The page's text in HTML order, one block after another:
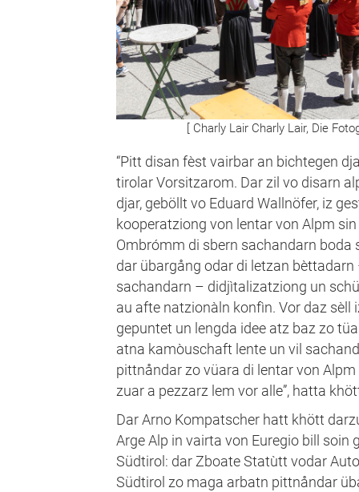
[ Charly Lair Charly Lair, Die
“Pitt disan fèst vairbar an bichtegen
tirolar Vorsitzarom. Dar zil vo disarn
djar, geböllt vo Eduard Wallnöfer, iz
kooperatziong von lentar von Alpm
Ombrómm di sbern sachandarn boda
dar übargång odar di letzan
sachandarn – didjìtalizatziong un
au afte natzionàln konfìn. Vor daz sèll
gepuntet un lengda idee atz baz zo
atna kamòuschaft lente un vil
pittnåndar zo vüara di lentar von
zuar a pezzarz lem vor alle”, hatta
Dar Arno Kompatscher hatt khött
Arge Alp in vairta von Euregio bill
Südtirol: dar Zboate Statùtt vodar
Südtirol zo maga arbatn pittnåndar